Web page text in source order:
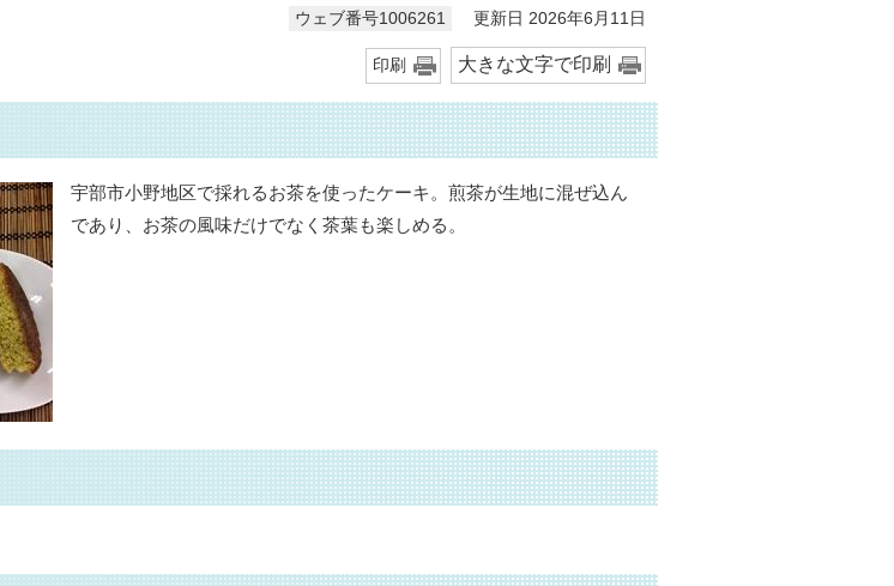
ウェブ番号1006261 更新日 2026年6月11日
印刷 大きな文字で印刷
宇部市小野地区で採れるお茶を使ったケーキ。煎茶が生地に混ぜ込ん
であり、お茶の風味だけでなく茶葉も楽しめる。